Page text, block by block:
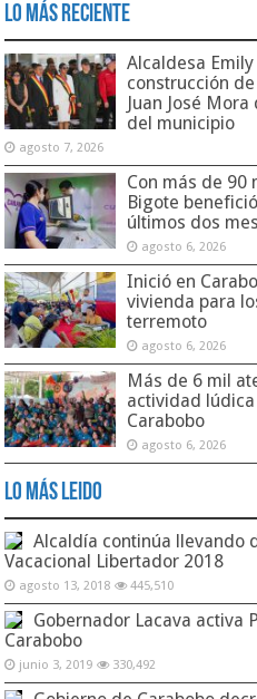
Lo Más Reciente
Alcaldesa
construcción
Juan José
del municipio
agosto 7, 2026
Con más de 90
Bigote
últimos dos
agosto 6, 2026
Inició en
vivienda para
terremoto
agosto 6, 2026
Más de 6 mil
actividad
Carabobo
agosto 6, 2026
Lo Más Leido
Alcaldía continúa llevando
Vacacional Libertador 2018
agosto 13, 2018 445,510
Gobernador Lacava activa
Carabobo
junio 3, 2019 330,492